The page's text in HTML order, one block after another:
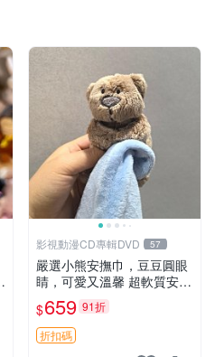
影視動漫CD專輯DVD 57
嚴選小熊安撫巾，豆豆圓眼
睛，可愛又溫馨 超軟質安撫
巾，豆豆設計，哄睡好幫手
約克豆豆眼安撫巾 數碼豆豆
眼
$659 91折
折扣碼